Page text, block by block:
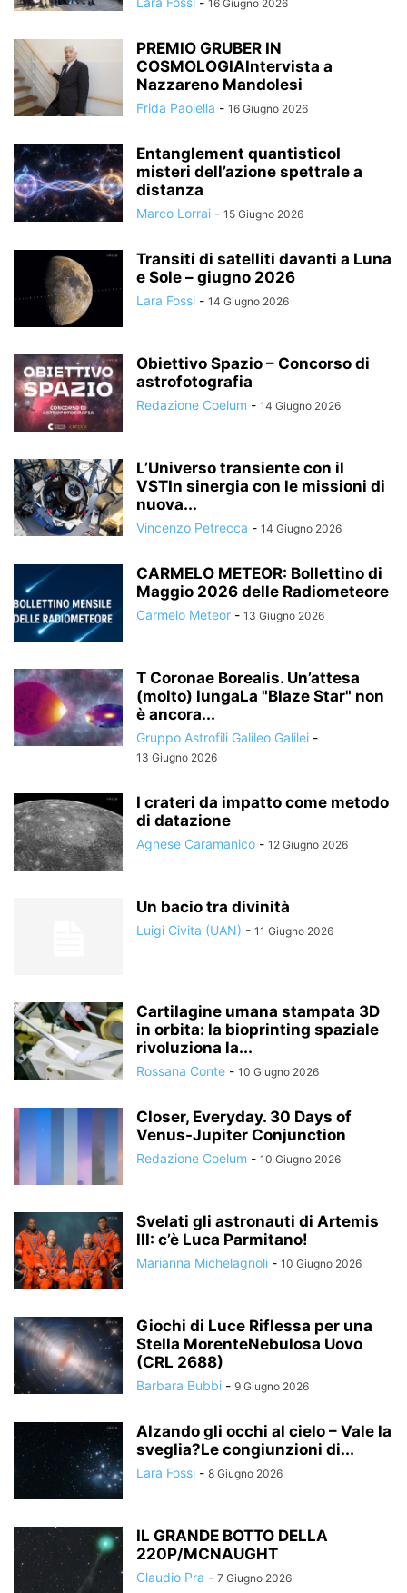
16 Giugno 2026
PREMIO GRUBER IN
COSMOLOGIAIntervista a
Nazzareno Mandolesi
Frida Paolella - 16 Giugno 2026
Entanglement quantisticoI
misteri dell’azione spettrale a
distanza
Marco Lorrai - 15 Giugno 2026
Transiti di satelliti davanti a Luna
e Sole – giugno 2026
Lara Fossi - 14 Giugno 2026
Obiettivo Spazio – Concorso di
astrofotografia
Redazione Coelum - 14 Giugno 2026
L’Universo transiente con il
VSTIn sinergia con le missioni di
nuova...
Vincenzo Petrecca - 14 Giugno 2026
CARMELO METEOR: Bollettino di
Maggio 2026 delle Radiometeore
Carmelo Meteor - 13 Giugno 2026
T Coronae Borealis. Un’attesa
(molto) lungaLa "Blaze Star" non
è ancora...
Gruppo Astrofili Galileo Galilei -
13 Giugno 2026
I crateri da impatto come metodo
di datazione
Agnese Caramanico - 12 Giugno 2026
Un bacio tra divinità
Luigi Civita (UAN) - 11 Giugno 2026
Cartilagine umana stampata 3D
in orbita: la bioprinting spaziale
rivoluziona la...
Rossana Conte - 10 Giugno 2026
Closer, Everyday. 30 Days of
Venus-Jupiter Conjunction
Redazione Coelum - 10 Giugno 2026
Svelati gli astronauti di Artemis
III: c’è Luca Parmitano!
Marianna Michelagnoli - 10 Giugno 2026
Giochi di Luce Riflessa per una
Stella MorenteNebulosa Uovo
(CRL 2688)
Barbara Bubbi - 9 Giugno 2026
Alzando gli occhi al cielo – Vale la
sveglia?Le congiunzioni di...
Lara Fossi - 8 Giugno 2026
IL GRANDE BOTTO DELLA
220P/MCNAUGHT
Claudio Pra - 7 Giugno 2026